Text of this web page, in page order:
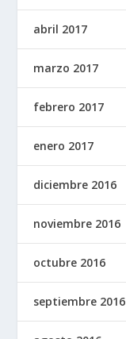
abril 2017
marzo 2017
febrero 2017
enero 2017
diciembre 2016
noviembre 2016
octubre 2016
septiembre 2016